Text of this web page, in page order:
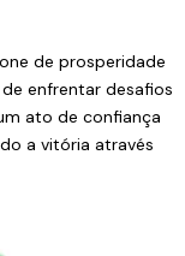
de prosperidade
enfrentar desafios
ato de confiança
a vitória através